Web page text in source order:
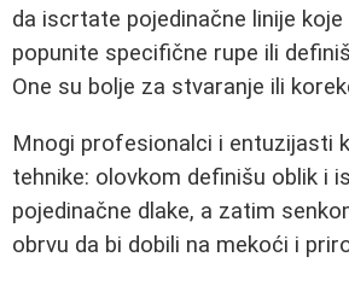
da iscrtate pojedinačne linije
popunite specifične rupe ili
One su bolje za stvaranje ili
Mnogi profesionalci i entuzijasti
tehnike: olovkom definišu oblik i
pojedinačne dlake, a zatim
obrvu da bi dobili na mekoći i